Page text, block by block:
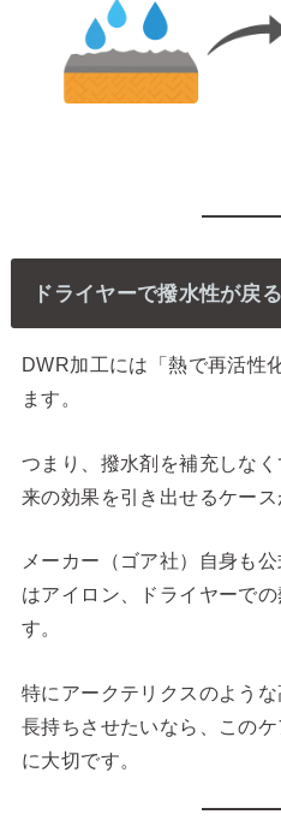
ドライヤーで撥水性が戻
DWR加工には「熱で再活性
ます。
つまり、撥水剤を補充しな
来の効果を引き出せるケース
メーカー（ゴア社）自身も
はアイロン、ドライヤーで
す。
特にアークテリクスのよう
長持ちさせたいなら、この
に大切です。